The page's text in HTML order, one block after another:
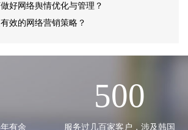
好网络舆情优化与管理？
效的网络营销策略？
有余
500
服务过几百家客户，涉及韩国